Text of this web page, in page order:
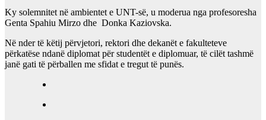
Ky solemnitet në ambientet e UNT-së, u moderua nga profesoresha
Genta Spahiu Mirzo dhe Donka Kaziovska.
Në nder të këtij përvjetori, rektori dhe dekanët e fakulteteve
përkatëse ndanë diplomat për studentët e diplomuar, të cilët tashmë
janë gati të përballen me sfidat e tregut të punës.